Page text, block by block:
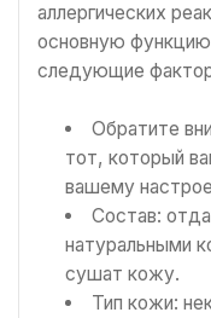
аллергических
основную
следующие
Обратите
тот, который
вашему
Состав:
натуральными
сушат кожу.
Тип кожи: